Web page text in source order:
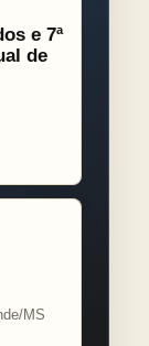
e 7ª
de
MS